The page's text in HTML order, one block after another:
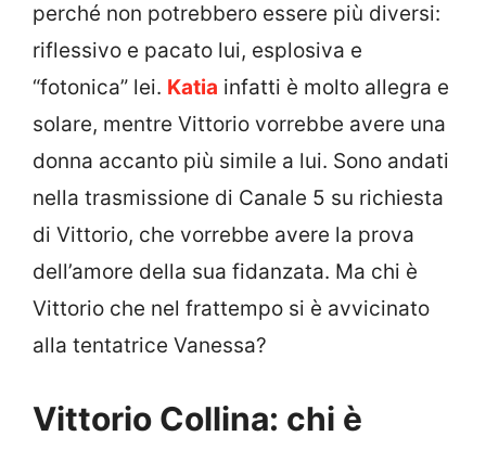
perché non potrebbero essere più diversi:
riflessivo e pacato lui, esplosiva e
“fotonica” lei. Katia infatti è molto allegra e
solare, mentre Vittorio vorrebbe avere una
donna accanto più simile a lui. Sono andati
nella trasmissione di Canale 5 su richiesta
di Vittorio, che vorrebbe avere la prova
dell’amore della sua fidanzata. Ma chi è
Vittorio che nel frattempo si è avvicinato
alla tentatrice Vanessa?
Vittorio Collina: chi è